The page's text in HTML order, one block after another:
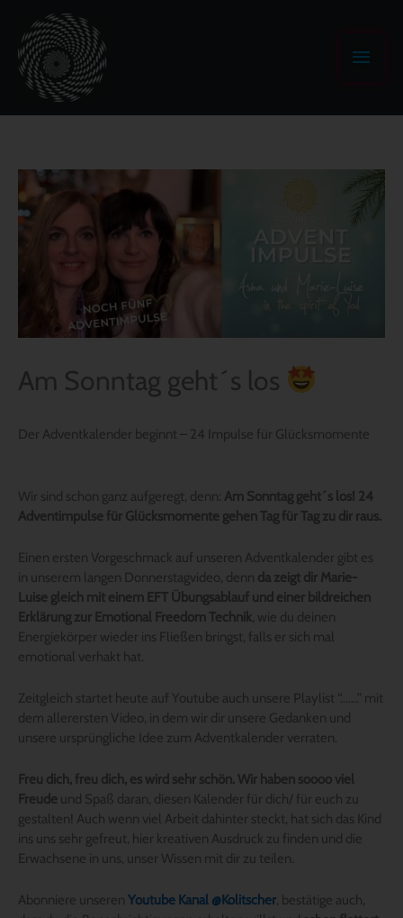
Inhalt
springen
Am Sonntag geht´s los
Der Adventkalender beginnt – 24 Impulse für Glücksmomente
Wir sind schon ganz aufgeregt, denn: Am Sonntag geht´s los! 24
Adventimpulse für Glücksmomente gehen Tag für Tag zu dir raus.
Einen ersten Vorgeschmack auf unseren Adventkalender gibt es
in unserem langen Donnerstagvideo, denn da zeigt dir Marie-
Luise gleich mit einem EFT Übungsablauf und einer bildreichen
Erklärung zur Emotional Freedom Technik, wie du deinen
Energiekörper wieder ins Fließen bringst, falls er sich mal
emotional verhakt hat.
Zeitgleich startet heute auf Youtube auch unsere Playlist “…….” mit
dem allerersten Video, in dem wir dir unsere Gedanken und
unsere ursprüngliche Idee zum Adventkalender verraten.
Freu dich, freu dich, es wird sehr schön. Wir haben soooo viel
Freude und Spaß daran, diesen Kalender für dich/ für euch zu
gestalten! Auch wenn viel Arbeit dahinter steckt, hat sich das Kind
ins uns sehr gefreut, hier kreativen Ausdruck zu finden und die
Erwachsene in uns, unser Wissen mit dir zu teilen.
Abonniere unseren Youtube Kanal @Kolitscher, bestätige auch,